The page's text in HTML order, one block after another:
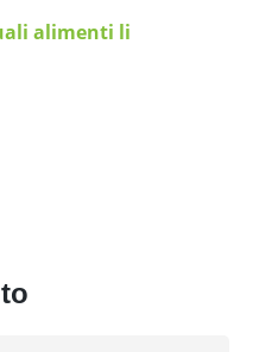
alimenti li